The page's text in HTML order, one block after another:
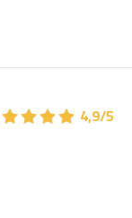
★★★★
★★★★ 4,9/5